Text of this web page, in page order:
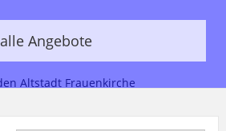
alle Angebote